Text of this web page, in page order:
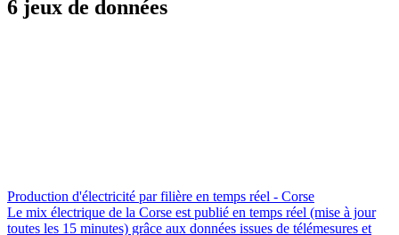
6 jeux de données
Production d'électricité par filière en temps réel - Corse
Le mix électrique de la Corse est publié en temps réel (mise à jour
toutes les 15 minutes) grâce aux données issues de télémesures et